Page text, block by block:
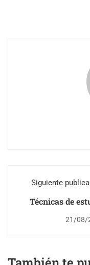
Siguiente
Técnicas de
21/08/